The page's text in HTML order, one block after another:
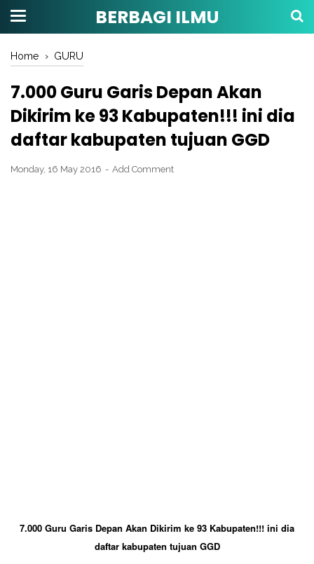
BERBAGI ILMU
Home › GURU
7.000 Guru Garis Depan Akan
Dikirim ke 93 Kabupaten!!! ini dia
daftar kabupaten tujuan GGD
Monday, 16 May 2016 Add Comment
7.000 Guru Garis Depan Akan Dikirim ke 93 Kabupaten!!! ini dia
daftar kabupaten tujuan GGD